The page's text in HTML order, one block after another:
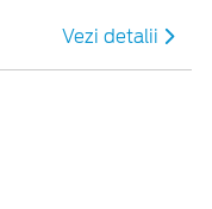
Vezi detalii